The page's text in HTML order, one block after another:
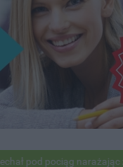
pociąg narażając